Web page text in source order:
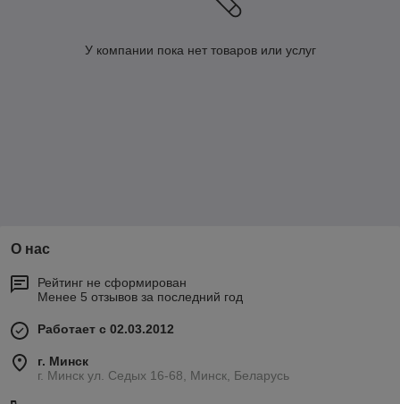
У компании пока нет товаров или услуг
О нас
Рейтинг не сформирован
Менее 5 отзывов за последний год
Работает с 02.03.2012
г. Минск
г. Минск ул. Седых 16-68, Минск, Беларусь